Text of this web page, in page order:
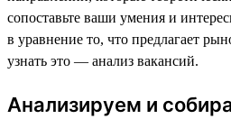
сопоставьте ваши умения и
в уравнение то, что предлагает
узнать это — анализ вакансий.
Анализируем и